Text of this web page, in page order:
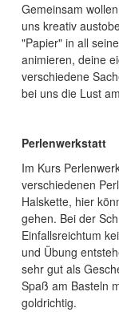
Gemeinsam
uns kreativ
"Papier" in all
animieren, deine
verschiedene
bei uns die Lust
Perlenwerkstatt
Im Kurs
verschiedenen
Halskette, hier
gehen. Bei der
Einfallsreichtum
und Übung
sehr gut als
Spaß am Basteln
goldrichtig.